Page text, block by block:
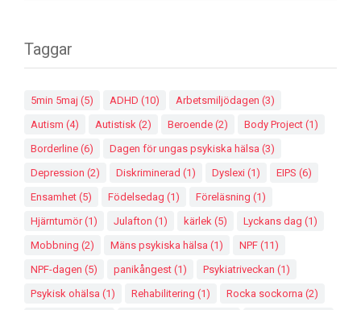
Taggar
5min 5maj (5) ADHD (10) Arbetsmiljödagen (3)
Autism (4) Autistisk (2) Beroende (2) Body Project (1)
Borderline (6) Dagen för ungas psykiska hälsa (3)
Depression (2) Diskriminerad (1) Dyslexi (1) EIPS (6)
Ensamhet (5) Födelsedag (1) Föreläsning (1)
Hjärntumör(1) Julafton (1) kärlek (5) Lyckans dag (1)
Mobbning (2) Mäns psykiska hälsa (1) NPF (11)
NPF-dagen (5) panikångest (1) Psykiatriveckan (1)
Psykisk ohälsa (1) Rehabilitering (1) Rocka sockorna (2)